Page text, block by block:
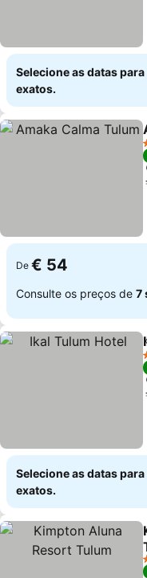
Selecione as datas
exatos.
De € 54
Consulte os preços de 7
Selecione as datas
exatos.